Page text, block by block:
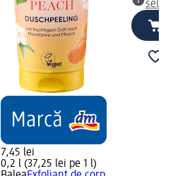
7,45 lei
0,2 l (37,25 lei pe 1 l)